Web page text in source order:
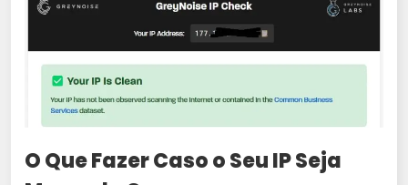
O Que Fazer Caso o Seu IP Seja